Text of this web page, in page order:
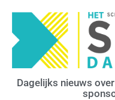
Dagelijks nieuws